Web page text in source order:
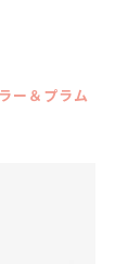
ー＆プラム